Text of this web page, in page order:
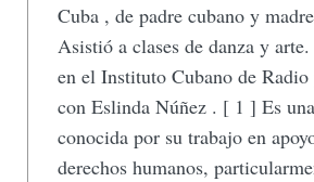
Cuba , de padre cubano y
Asistió a clases de danza y
en el Instituto Cubano de
con Eslinda Núñez . [ 1 ] Es
conocida por su trabajo en
derechos humanos,